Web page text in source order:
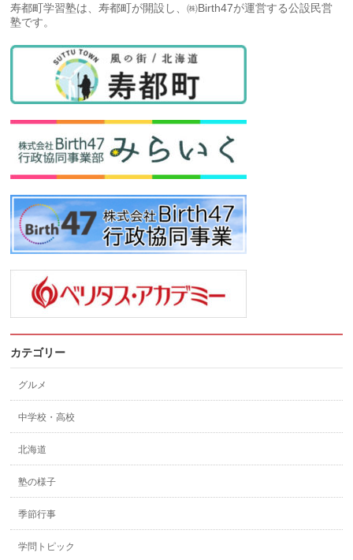
寿都町学習塾は、寿都町が開設し、㈱Birth47が運営する公設民営
塾です。
カテゴリー
グルメ
中学校・高校
北海道
塾の様子
季節行事
学問トピック